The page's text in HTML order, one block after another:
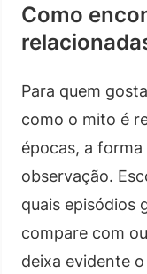
Como
Para quem
como o mito é
épocas, a
observação.
quais episódios
compare com
deixa evidente